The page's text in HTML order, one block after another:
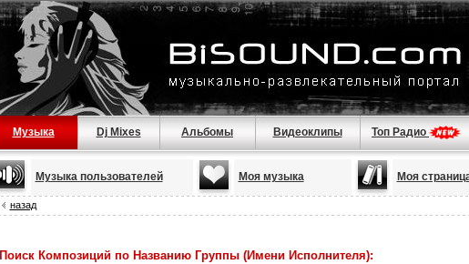
Музыка Dj Mixes Альбомы Видеоклипы Топ Радио
Музыка пользователей Моя музыка Моя
назад
Поиск Композиций по Названию Группы (Имени Исполнителя):